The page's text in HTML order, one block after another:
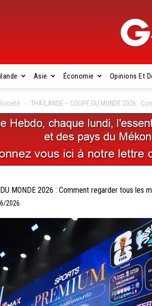
Asie Économie Opinions Et
THAÏLANDE – COUPE DU MONDE 2026 :
MONDE 2026 : Comment regarder tous les
2026